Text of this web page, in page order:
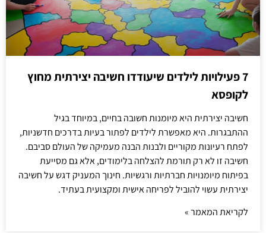
7 פעילויות לילדים שיעודדו חשיבה יצירתית מחוץ
לקופסא
חשיבה יצירתית היא מיומנות חשובה בחיים, במיוחד בגיל
ההתבגרות. היא מאפשרת לילדים לפתור בעיות בדרכים חדשניות,
לפתח רעיונות מקוריים ולבנות הבנה מעמיקה של העולם סביבם.
חשיבה זו לא רק תורמת להצלחה בלימודים, אלא גם מסייעת
בפיתוח מיומנויות חברתיות ורגשיות. חינוך המעניק דגש על חשיבה
יצירתית עשוי להוביל לפריחה אישית ומקצועית בעתיד.
לקריאת המאמר »